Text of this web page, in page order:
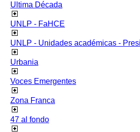
Ultima Década
UNLP - FaHCE
UNLP - Unidades académicas -
Urbania
Voces Emergentes
Zona Franca
47 al fondo